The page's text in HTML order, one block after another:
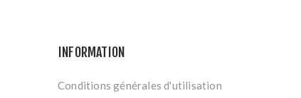
INFORMATION
Conditions générales d'utilisation